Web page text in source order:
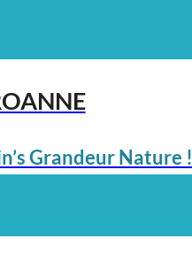
Grandeur Nature !